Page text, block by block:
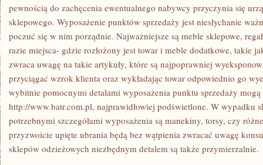
pewnością do zachęcenia ewentualnego nabywcy przyczynia się
sklepowego. Wyposażenie punktów sprzedaży jest niesłychanie
poczuć się w nim porządnie. Najważniejsze są meble sklepowe,
razie miejsca- gdzie rozłożony jest towar i meble dodatkowe, takie
zwraca uwagę na takie artykuły, które są najpoprawniej
przyciągać wzrok klienta oraz wykładając towar odpowiednio go
wybitnie pomocnymi detalami wyposażenia punktu sprzedaży
http://www.batr.com.pl, najprawidłowiej podświetlone. W wypadku
potrzebnymi szczegółami wyposażenia są manekiny, torsy, czy
przyzwoicie upięte ubrania będą bez wątpienia zwracać uwagę
sklepów odzieżowych niezbędnym detalem są także przymierzalnie.